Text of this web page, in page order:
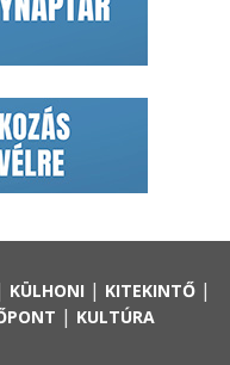
KÜLHONI | KITEKINTŐ|
| KULTÚRA